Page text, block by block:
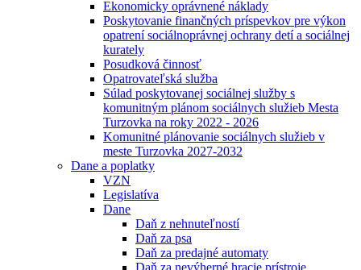
Ekonomicky oprávnené náklady
Poskytovanie finančných príspevkov pre výkon
opatrení sociálnoprávnej ochrany detí a sociálnej
kurately
Posudková činnosť
Opatrovateľská služba
Súlad poskytovanej sociálnej služby s
komunitným plánom sociálnych služieb Mesta
Turzovka na roky 2022 - 2026
Komunitné plánovanie sociálnych služieb v
meste Turzovka 2027-2032
Dane a poplatky
VZN
Legislatíva
Dane
Daň z nehnuteľností
Daň za psa
Daň za predajné automaty
Daň za nevýherné hracie prístroje